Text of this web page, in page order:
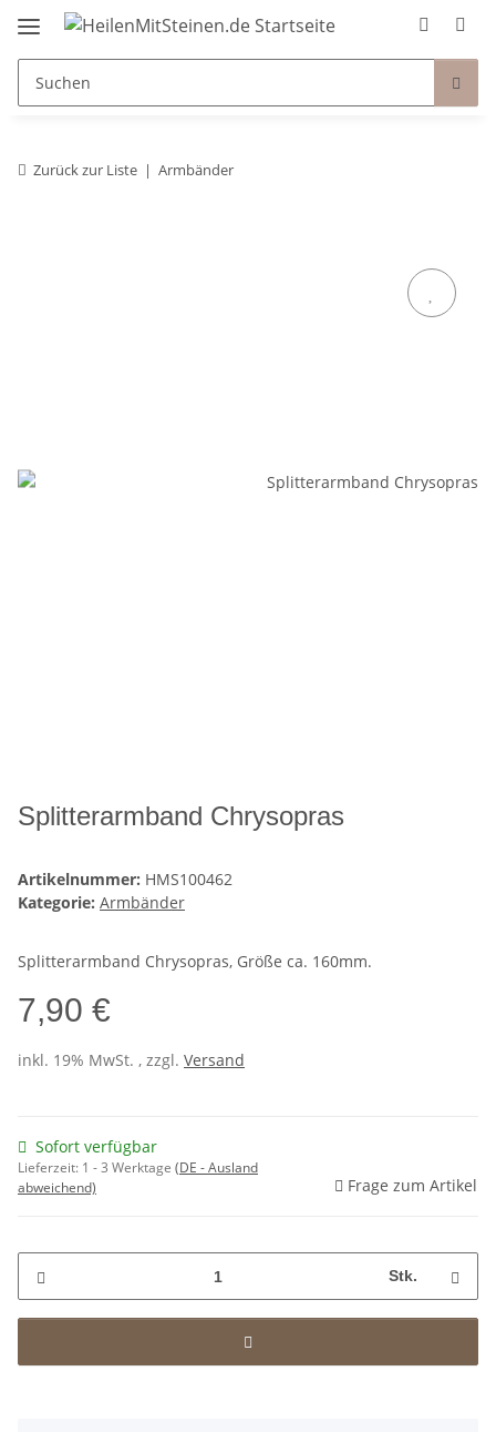
Zurück zur Liste Armbänder
Splitterarmband Chrysopras
Artikelnummer: HMS100462
Kategorie: Armbänder
Splitterarmband Chrysopras, Größe ca. 160mm.
7,90 €
inkl. 19% MwSt. , zzgl. Versand
Sofort verfügbar
Lieferzeit: 1 - 3 Werktage (DE - Ausland
abweichend)
Frage zum Artikel
Stk.